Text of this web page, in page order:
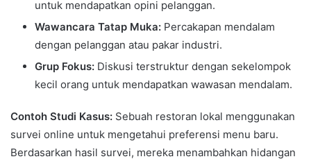
untuk mendapatkan opini pelanggan.
Wawancara Tatap Muka: Percakapan mendalam
dengan pelanggan atau pakar industri.
Grup Fokus: Diskusi terstruktur dengan sekelompok
kecil orang untuk mendapatkan wawasan mendalam.
Contoh Studi Kasus: Sebuah restoran lokal menggunakan
survei online untuk mengetahui preferensi menu baru.
Berdasarkan hasil survei, mereka menambahkan hidangan